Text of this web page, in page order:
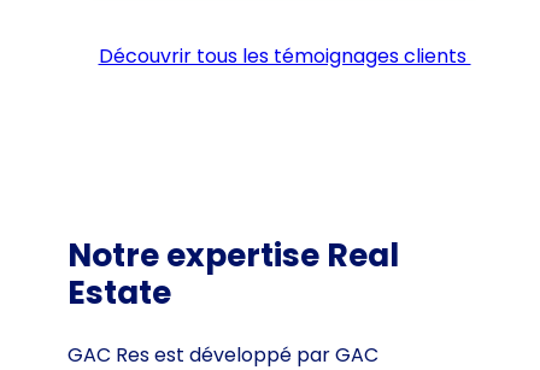
Découvrir tous les témoignages clients
Notre expertise Real
Estate
GAC Res est développé par GAC